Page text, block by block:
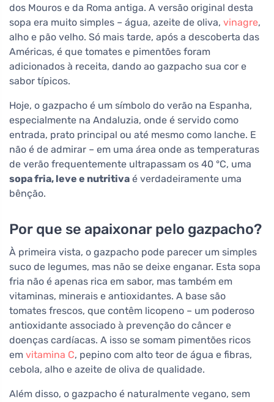
dos Mouros e da Roma antiga. A versão original desta
sopa era muito simples – água, azeite de oliva, vinagre,
alho e pão velho. Só mais tarde, após a descoberta das
Américas, é que tomates e pimentões foram
adicionados à receita, dando ao gazpacho sua cor e
sabor típicos.
Hoje, o gazpacho é um símbolo do verão na Espanha,
especialmente na Andaluzia, onde é servido como
entrada, prato principal ou até mesmo como lanche. E
não é de admirar – em uma área onde as temperaturas
de verão frequentemente ultrapassam os 40 °C, uma
sopa fria, leve e nutritiva é verdadeiramente uma
bênção.
Por que se apaixonar pelo gazpacho?
À primeira vista, o gazpacho pode parecer um simples
suco de legumes, mas não se deixe enganar. Esta sopa
fria não é apenas rica em sabor, mas também em
vitaminas, minerais e antioxidantes. A base são
tomates frescos, que contêm licopeno – um poderoso
antioxidante associado à prevenção do câncer e
doenças cardíacas. A isso se somam pimentões ricos
em vitamina C, pepino com alto teor de água e fibras,
cebola, alho e azeite de oliva de qualidade.
Além disso, o gazpacho é naturalmente vegano, sem